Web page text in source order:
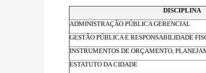
DISCIPLINA
ADMINISTRAÇÃO PÚBLICA GERENCIAL
GESTÃO PÚBLICA E RESPONSABILIDADE
INSTRUMENTOS DE ORÇAMENTO,
ESTATUTO DA CIDADE